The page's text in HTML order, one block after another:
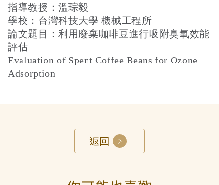
指導教授：溫琮毅
學校：台灣科技大學 機械工程所
論文題目：利用廢棄咖啡豆進行吸附臭氧效能
評估
Evaluation of Spent Coffee Beans for Ozone
Adsorption
返回